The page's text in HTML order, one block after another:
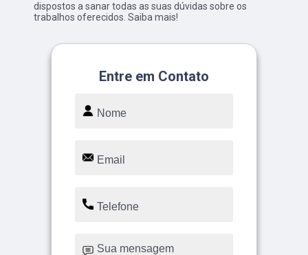
dispostos a sanar todas as suas dúvidas sobre os
trabalhos oferecidos. Saiba mais!
Entre em Contato